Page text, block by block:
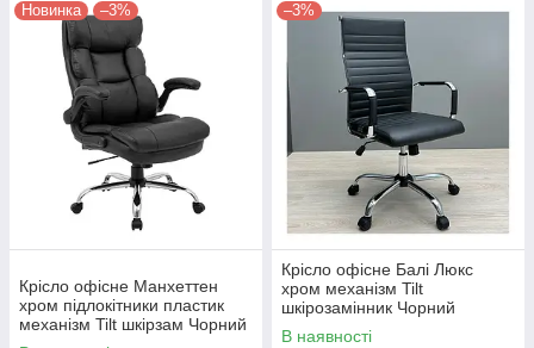
Новинка –3%
Крісло офісне Манхеттен
хром підлокітники пластик
механізм Tilt шкірзам Чорний
(Richman ТМ)
–3%
Крісло офісне Балі Люкс
хром механізм Tilt
шкірозамінник Чорний
(Richman ТМ)
В наявності